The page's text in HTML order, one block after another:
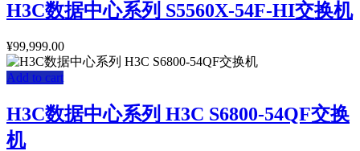
H3C数据中心系列 S5560X-54F-HI交换机
¥99,999.00
Add to cart
H3C数据中心系列 H3C S6800-54QF交换
机